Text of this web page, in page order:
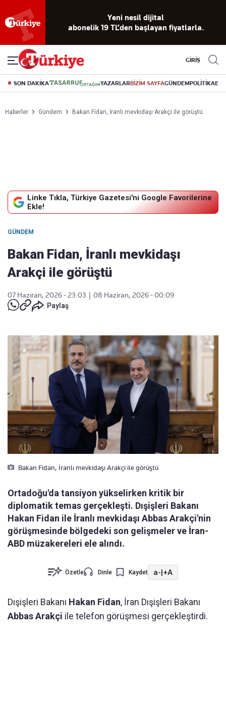
Yeni nesil dijital
abonelik 19 TL’den başlayan fiyatlarla.
GİRİŞ
SON DAKİKA YAZARLARBİZİM SAYFAGÜNDEMPOLİTİKA
Haberler Gündem Bakan Fidan, İranlı mevkidaşı Arakçi ile görüştü
Linke Tıkla, Türkiye Gazetesi'ni Google Favorilerine
Ekle!
GÜNDEM
Bakan Fidan, İranlı mevkidaşı
Arakçi ile görüştü
07 Haziran, 2026 - 23:03
08 Haziran, 2026 - 00:09
Paylaş
Bakan Fidan, İranlı mevkidaşı Arakçi ile görüştü
Ortadoğu'da tansiyon yükselirken kritik bir
diplomatik temas gerçekleşti. Dışişleri Bakanı
Hakan Fidan ile İranlı mevkidaşı Abbas Arakçi'nin
görüşmesinde bölgedeki son gelişmeler ve İran-
ABD müzakereleri ele alındı.
Özetle Dinle Kaydet a-|+A
Dışişleri Bakanı Hakan Fidan, İran Dışişleri Bakanı
Abbas Arakçi ile telefon görüşmesi gerçekleştirdi.